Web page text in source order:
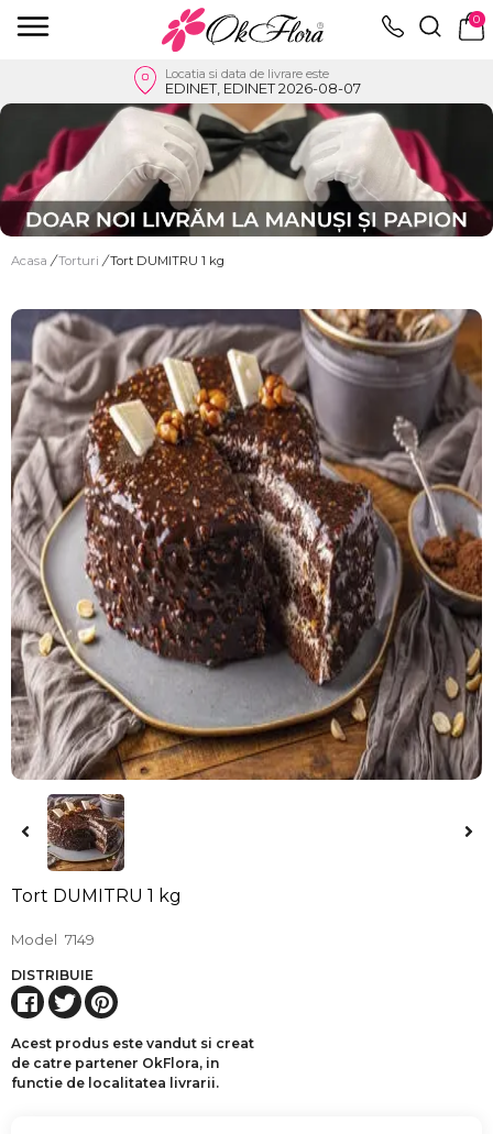
0
Locatia si data de livrare este
EDINET, EDINET 2026-08-07
Acasa / Torturi / Tort DUMITRU 1 kg
Tort DUMITRU 1 kg
Model 7149
DISTRIBUIE
Acest produs este vandut si creat
de catre partener OkFlora, in
functie de localitatea livrarii.